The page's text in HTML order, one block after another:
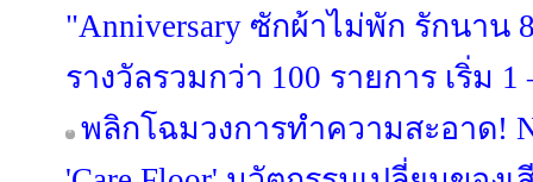
"Anniversary ซักผ้าไม่พัก รักนา
รางวัลรวมกว่า 100 รายการ เริ่ม 1
พลิกโฉมวงการทำความสะอาด!